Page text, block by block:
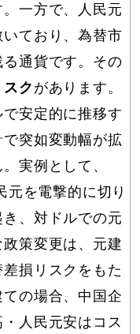
一方で、人民元
ており、為替市
通貨です。その
ク があります。
安定的に推移す
突如変動幅が拡
実例として、
元を電撃的に切り
、対ドルでの元
策変更は、元建
損リスクをもた
の場合、中国企
人民元安はコス